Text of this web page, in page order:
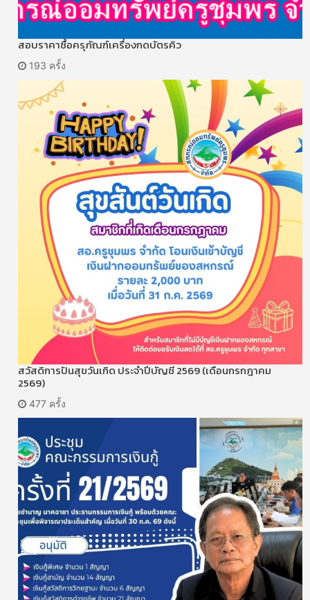
สอบราคาซื้อครุภัณฑ์เครื่องกดบัตรคิว
193 ครั้ง
สวัสดิการปันสุขวันเกิด ประจำปีบัญชี 2569 (เดือนกรกฎาคม
2569)
477 ครั้ง